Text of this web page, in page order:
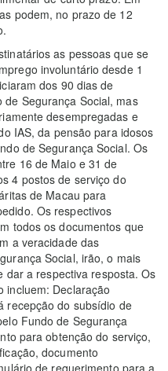
podem, no prazo de 12
as pessoas que se
involuntário desde 1
dos 90 dias de
Segurança Social, mas
desempregadas e
IAS, da pensão para idosos
de Segurança Social. Os
16 de Maio e 31 de
4 postos de serviço do
de Macau para
Os respectivos
todos os documentos que
a veracidade das
Social, irão, o mais
dar a respectiva resposta. Os
incluem: Declaração
recepção do subsídio de
Fundo de Segurança
para obtenção do serviço,
documento
de requerimento para a